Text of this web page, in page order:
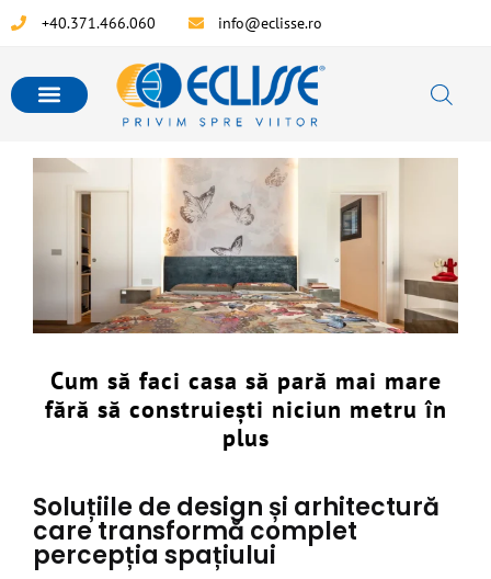
+40.371.466.060 info@eclisse.ro
Cum să faci casa să pară mai mare
fără să construiești niciun metru în
plus
Soluțiile de design și arhitectură
care transformă complet
percepția spațiului